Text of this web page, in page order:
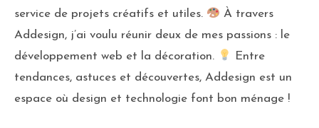
service de projets créatifs et utiles.
À travers
Addesign, j’ai voulu réunir deux de mes passions : le
développement web et la décoration.
Entre
tendances, astuces et découvertes, Addesign est un
espace où design et technologie font bon ménage !